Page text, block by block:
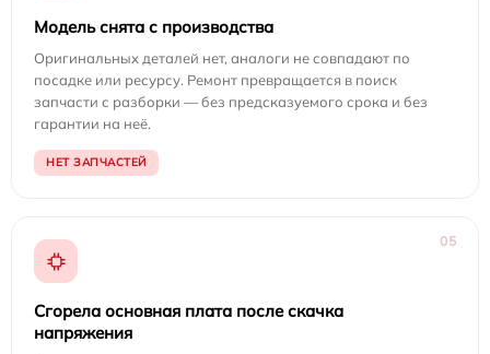
Модель снята с производства
Оригинальных деталей нет, аналоги не совпадают по
посадке или ресурсу. Ремонт превращается в поиск
запчасти с разборки — без предсказуемого срока и без
гарантии на неё.
НЕТ ЗАПЧАСТЕЙ
05
Сгорела основная плата после скачка
напряжения